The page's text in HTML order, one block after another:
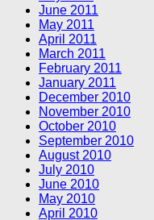
June 2011
May 2011
April 2011
March 2011
February 2011
January 2011
December 2010
November 2010
October 2010
September 2010
August 2010
July 2010
June 2010
May 2010
April 2010